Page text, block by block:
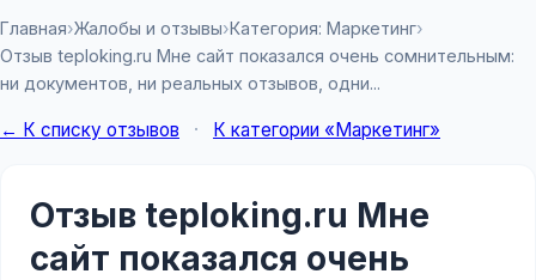
Главная›Жалобы и отзывы›Категория: Маркетинг›
Отзыв teploking.ru Мне сайт показался очень сомнительным:
ни документов, ни реальных отзывов, одни...
← К списку отзывов · К категории «Маркетинг»
Отзыв teploking.ru Мне
сайт показался очень